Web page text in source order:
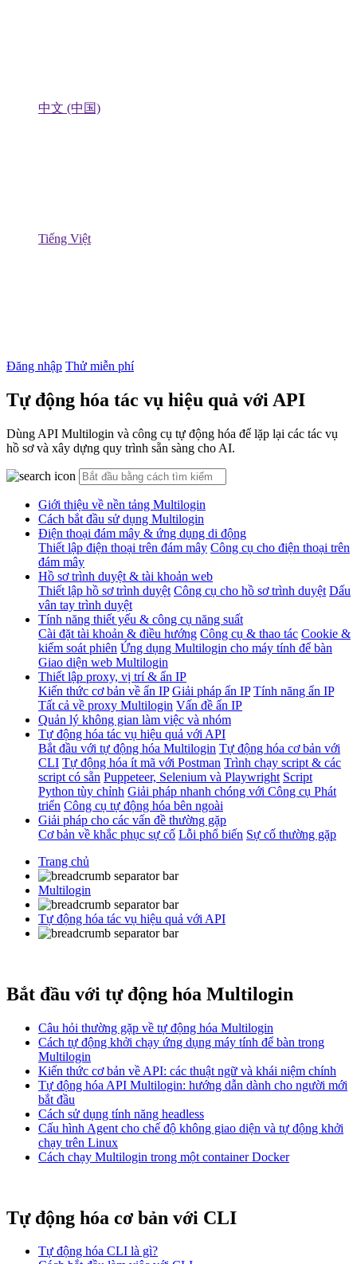
中文 (中国)
Tiếng Việt
Đăng nhập Thử miễn phí
Tự động hóa tác vụ hiệu quả với API
Dùng API Multilogin và công cụ tự động hóa để lặp lại các tác vụ
hồ sơ và xây dựng quy trình sẵn sàng cho AI.
Giới thiệu về nền tảng Multilogin
Cách bắt đầu sử dụng Multilogin
Điện thoại đám mây & ứng dụng di động
Thiết lập điện thoại trên đám mây Công cụ cho điện thoại trên
đám mây
Hồ sơ trình duyệt & tài khoản web
Thiết lập hồ sơ trình duyệt Công cụ cho hồ sơ trình duyệt Dấu
vân tay trình duyệt
Tính năng thiết yếu & công cụ năng suất
Cài đặt tài khoản & điều hướng Công cụ & thao tác Cookie &
kiểm soát phiên Ứng dụng Multilogin cho máy tính để bàn
Giao diện web Multilogin
Thiết lập proxy, vị trí & ẩn IP
Kiến thức cơ bản về ẩn IP Giải pháp ẩn IP Tính năng ẩn IP
Tất cả về proxy Multilogin Vấn đề ẩn IP
Quản lý không gian làm việc và nhóm
Tự động hóa tác vụ hiệu quả với API
Bắt đầu với tự động hóa Multilogin Tự động hóa cơ bản với
CLI Tự động hóa ít mã với Postman Trình chạy script & các
script có sẵn Puppeteer, Selenium và Playwright Script
Python tùy chỉnh Giải pháp nhanh chóng với Công cụ Phát
triển Công cụ tự động hóa bên ngoài
Giải pháp cho các vấn đề thường gặp
Cơ bản về khắc phục sự cố Lỗi phổ biến Sự cố thường gặp
Trang chủ
Multilogin
Tự động hóa tác vụ hiệu quả với API
Bắt đầu với tự động hóa Multilogin
Câu hỏi thường gặp về tự động hóa Multilogin
Cách tự động khởi chạy ứng dụng máy tính để bàn trong
Multilogin
Kiến thức cơ bản về API: các thuật ngữ và khái niệm chính
Tự động hóa API Multilogin: hướng dẫn dành cho người mới
bắt đầu
Cách sử dụng tính năng headless
Cấu hình Agent cho chế độ không giao diện và tự động khởi
chạy trên Linux
Cách chạy Multilogin trong một container Docker
Tự động hóa cơ bản với CLI
Tự động hóa CLI là gì?